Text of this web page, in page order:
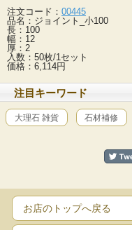
注文コード： 00445
品名：ジョイント_小100
長：100
幅：12
厚：2
入数：50枚/1セット
価格：6,114円
注目キーワード
大理石 雑貨 石材補修
お店のトップへ戻る